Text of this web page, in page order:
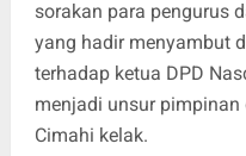
sorakan para pengurus
yang hadir menyambut
terhadap ketua DPD
menjadi unsur pimpinan
Cimahi kelak.